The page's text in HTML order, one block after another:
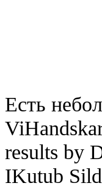
Есть
results by
IKutub